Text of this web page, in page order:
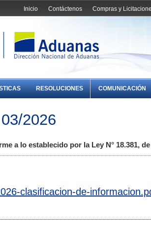
Compras y
Contáctenos
Inicio
RESOLUCIONES COMUNICACIÓN
2026
a lo establecido por la Ley N° 18.381,
clasificacion-de-